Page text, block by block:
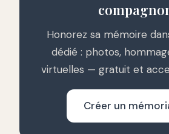
Honorez sa mémoire
dédié : photos,
virtuelles — gratuit et
Créer un